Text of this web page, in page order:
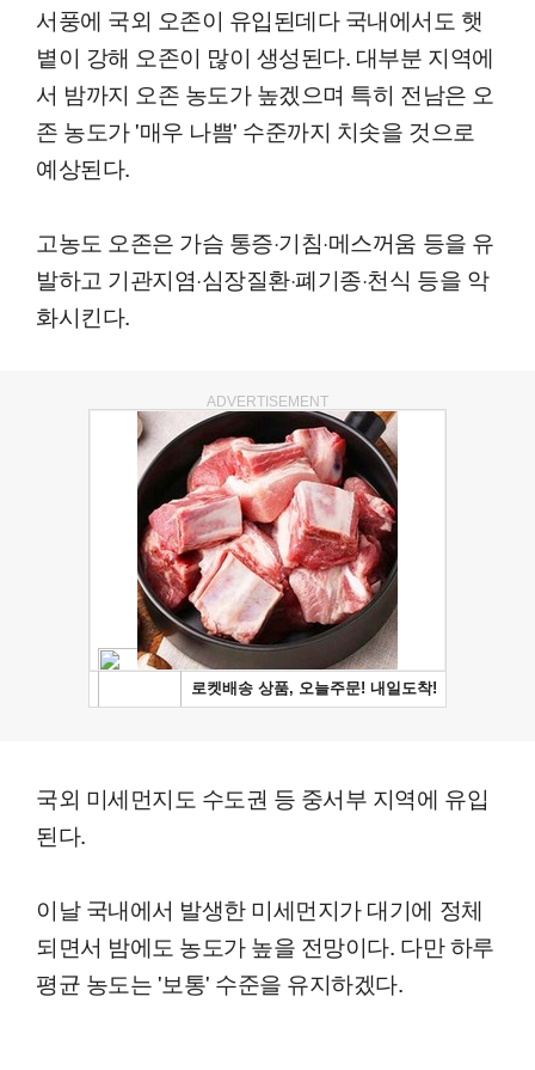
서풍에 국외 오존이 유입된데다 국내에서도 햇
볕이 강해 오존이 많이 생성된다. 대부분 지역에
서 밤까지 오존 농도가 높겠으며 특히 전남은 오
존 농도가 '매우 나쁨' 수준까지 치솟을 것으로
예상된다.
고농도 오존은 가슴 통증·기침·메스꺼움 등을 유
발하고 기관지염·심장질환·폐기종·천식 등을 악
화시킨다.
ADVERTISEMENT
국외 미세먼지도 수도권 등 중서부 지역에 유입
된다.
이날 국내에서 발생한 미세먼지가 대기에 정체
되면서 밤에도 농도가 높을 전망이다. 다만 하루
평균 농도는 '보통' 수준을 유지하겠다.